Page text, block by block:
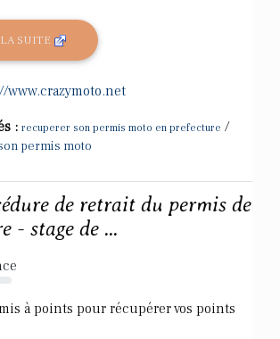
SUITE
www.crazymoto.net
: recuperer son permis moto en prefecture /
permis moto
de retrait du permis de
- stage de ...
à points pour récupérer vos points